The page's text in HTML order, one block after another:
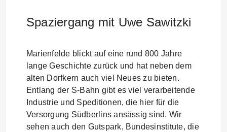
Spaziergang mit Uwe Sawitzki
Marienfelde blickt auf eine rund 800 Jahre
lange Geschichte zurück und hat neben dem
alten Dorfkern auch viel Neues zu bieten.
Entlang der S-Bahn gibt es viel verarbeitende
Industrie und Speditionen, die hier für die
Versorgung Südberlins ansässig sind. Wir
sehen auch den Gutspark, Bundesinstitute, die